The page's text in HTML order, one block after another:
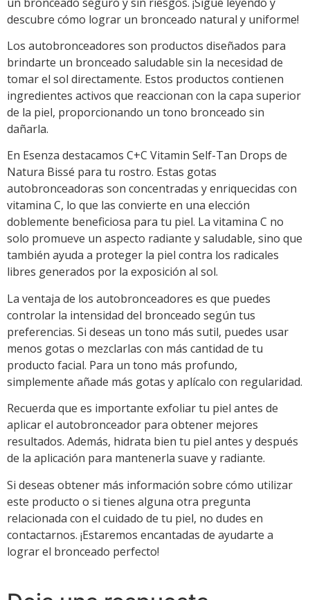
descubre cómo lograr un bronceado natural y uniforme!
Los autobronceadores son productos diseñados para
brindarte un bronceado saludable sin la necesidad de
tomar el sol directamente. Estos productos contienen
ingredientes activos que reaccionan con la capa superior
de la piel, proporcionando un tono bronceado sin
dañarla.
En Esenza destacamos C+C Vitamin Self-Tan Drops de
Natura Bissé para tu rostro. Estas gotas
autobronceadoras son concentradas y enriquecidas con
vitamina C, lo que las convierte en una elección
doblemente beneficiosa para tu piel. La vitamina C no
solo promueve un aspecto radiante y saludable, sino que
también ayuda a proteger la piel contra los radicales
libres generados por la exposición al sol.
La ventaja de los autobronceadores es que puedes
controlar la intensidad del bronceado según tus
preferencias. Si deseas un tono más sutil, puedes usar
menos gotas o mezclarlas con más cantidad de tu
producto facial. Para un tono más profundo,
simplemente añade más gotas y aplícalo con regularidad.
Recuerda que es importante exfoliar tu piel antes de
aplicar el autobronceador para obtener mejores
resultados. Además, hidrata bien tu piel antes y después
de la aplicación para mantenerla suave y radiante.
Si deseas obtener más información sobre cómo utilizar
este producto o si tienes alguna otra pregunta
relacionada con el cuidado de tu piel, no dudes en
contactarnos. ¡Estaremos encantadas de ayudarte a
lograr el bronceado perfecto!